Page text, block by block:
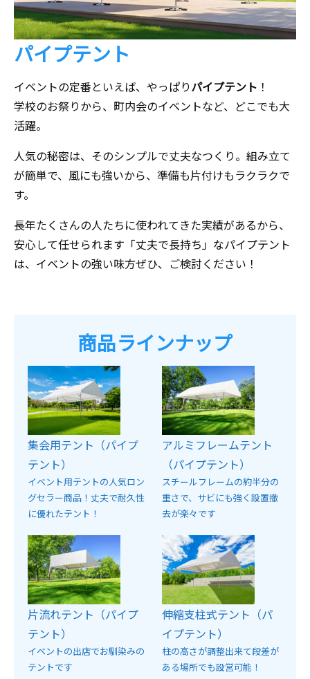
パイプテント
イベントの定番といえば、やっぱりパイプテント ！
学校のお祭りから、町内会のイベントなど、どこでも大
活躍。
人気の秘密は、そのシンプルで丈夫なつくり。組み立て
が簡単で、風にも強いから、準備も片付けもラクラクで
す。
長年たくさんの人たちに使われてきた実績があるから、
安心して任せられます「丈夫で長持ち」なパイプテント
は、イベントの強い味方ぜひ、ご検討ください！
商品ラインナップ
集会用テント（パイプ
テント）
イベント用テントの人気ロン
グセラー商品！丈夫で耐久性
に優れたテント！
アルミフレームテント
（パイプテント）
スチールフレームの約半分の
重さで、サビにも強く設置撤
去が楽々です
片流れテント（パイプ
テント）
イベントの出店でお馴染みの
テントです
伸縮支柱式テント（パ
イプテント）
柱の高さが調整出来て段差が
ある場所でも設営可能！